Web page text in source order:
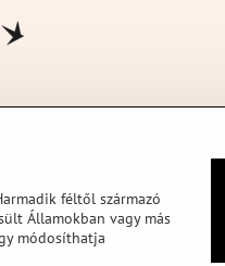
féltől származó
Államokban vagy más
módosíthatja